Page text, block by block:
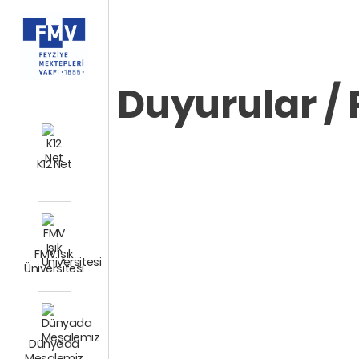
K12 Net
FMV Işık
Üniversitesi
Dünyada
Duyurular /